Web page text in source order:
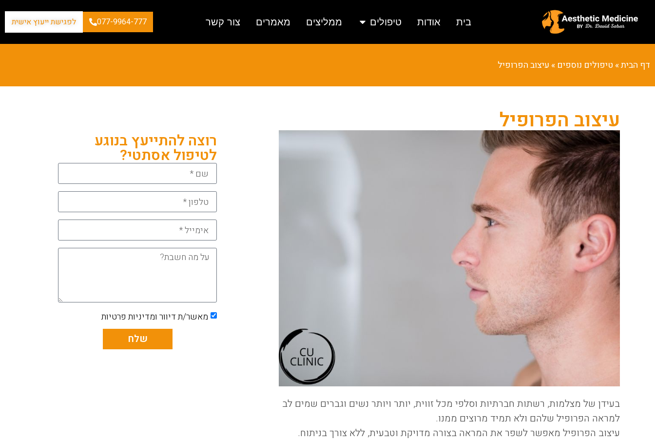
בית אודות טיפולים ממליצים מאמרים צור קשר 077-9964-777 לפגישת ייעוץ אישית
דף הבית» טיפולים נוספים » עיצוב הפרופיל
עיצוב הפרופיל
בעידן של מצלמות, רשתות חברתיות וסלפי מכל זווית, יותר ויותר נשים וגברים שמים לב
למראה הפרופיל שלהם ולא תמיד מרוצים ממנו.
עיצוב הפרופיל מאפשר לשפר את המראה בצורה מדויקת וטבעית, ללא צורך בניתוח.
רוצה להתייעץ בנוגע
לטיפול אסתטי?
מאשר/ת דיוור ומדיניות פרטיות
שלח